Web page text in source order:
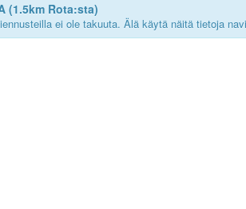
(1.5km Rota:sta)
ei ole takuuta. Älä käytä näitä tietoja